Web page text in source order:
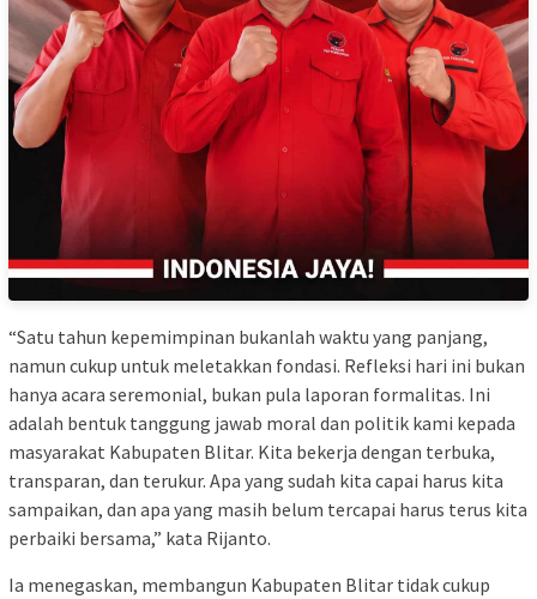
“Satu tahun kepemimpinan bukanlah waktu yang panjang,
namun cukup untuk meletakkan fondasi. Refleksi hari ini bukan
hanya acara seremonial, bukan pula laporan formalitas. Ini
adalah bentuk tanggung jawab moral dan politik kami kepada
masyarakat Kabupaten Blitar. Kita bekerja dengan terbuka,
transparan, dan terukur. Apa yang sudah kita capai harus kita
sampaikan, dan apa yang masih belum tercapai harus terus kita
perbaiki bersama,” kata Rijanto.
Ia menegaskan, membangun Kabupaten Blitar tidak cukup